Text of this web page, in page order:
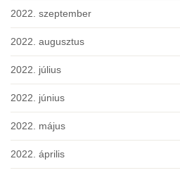
2022. szeptember
2022. augusztus
2022. július
2022. június
2022. május
2022. április